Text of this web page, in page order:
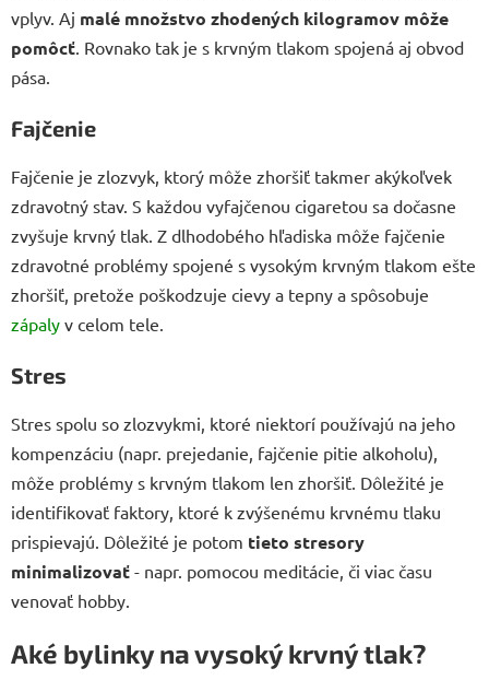
vplyv. Aj malé množstvo zhodených kilogramov môže
pomôcť . Rovnako tak je s krvným tlakom spojená aj obvod
pása.
Fajčenie
Fajčenie je zlozvyk, ktorý môže zhoršiť takmer akýkoľvek
zdravotný stav. S každou vyfajčenou cigaretou sa dočasne
zvyšuje krvný tlak. Z dlhodobého hľadiska môže fajčenie
zdravotné problémy spojené s vysokým krvným tlakom ešte
zhoršiť, pretože poškodzuje cievy a tepny a spôsobuje
zápaly v celom tele.
Stres
Stres spolu so zlozvykmi, ktoré niektorí používajú na jeho
kompenzáciu (napr. prejedanie, fajčenie pitie alkoholu),
môže problémy s krvným tlakom len zhoršiť. Dôležité je
identifikovať faktory, ktoré k zvýšenému krvnému tlaku
prispievajú. Dôležité je potom tieto stresory
minimalizovať - napr. pomocou meditácie, či viac času
venovať hobby.
Aké bylinky na vysoký krvný tlak?